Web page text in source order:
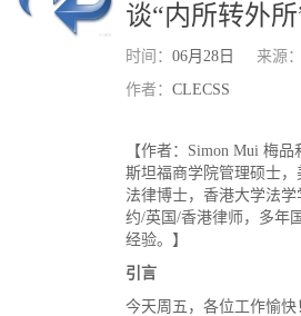
谈“内所转外所
时间： 06月28日 来源：
作者： CLECSS
【作者：Simon Mui 梅
斯坦福商学院管理硕士
法律博士，香港大学法
约/英国/香港律师，多年
经验。】
引言
今天周五，各位工作愉